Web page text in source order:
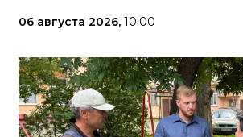
06 августа 2026, 10:00